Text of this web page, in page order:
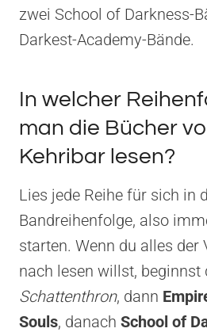
zwei School of Darkness-
Darkest-Academy-Bände.
In welcher
man die Bücher
Kehribar lesen?
Lies jede Reihe für sich in
Bandreihenfolge, also
starten. Wenn du alles der
nach lesen willst, beginnst
Schattenthron, dann
Souls, danach School of